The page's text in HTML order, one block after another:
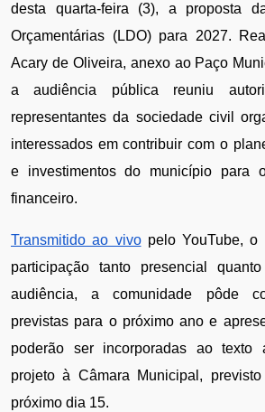
desta quarta-feira (3), a proposta
Orçamentárias (LDO) para 2027.
Acary de Oliveira, anexo ao Paço
a audiência pública reuniu
representantes da sociedade civil
interessados em contribuir com o
e investimentos do município para
financeiro.
Transmitido ao vivo pelo YouTube, o
participação tanto presencial
audiência, a comunidade pôde
previstas para o próximo ano e
poderão ser incorporadas ao
projeto à Câmara Municipal,
próximo dia 15.